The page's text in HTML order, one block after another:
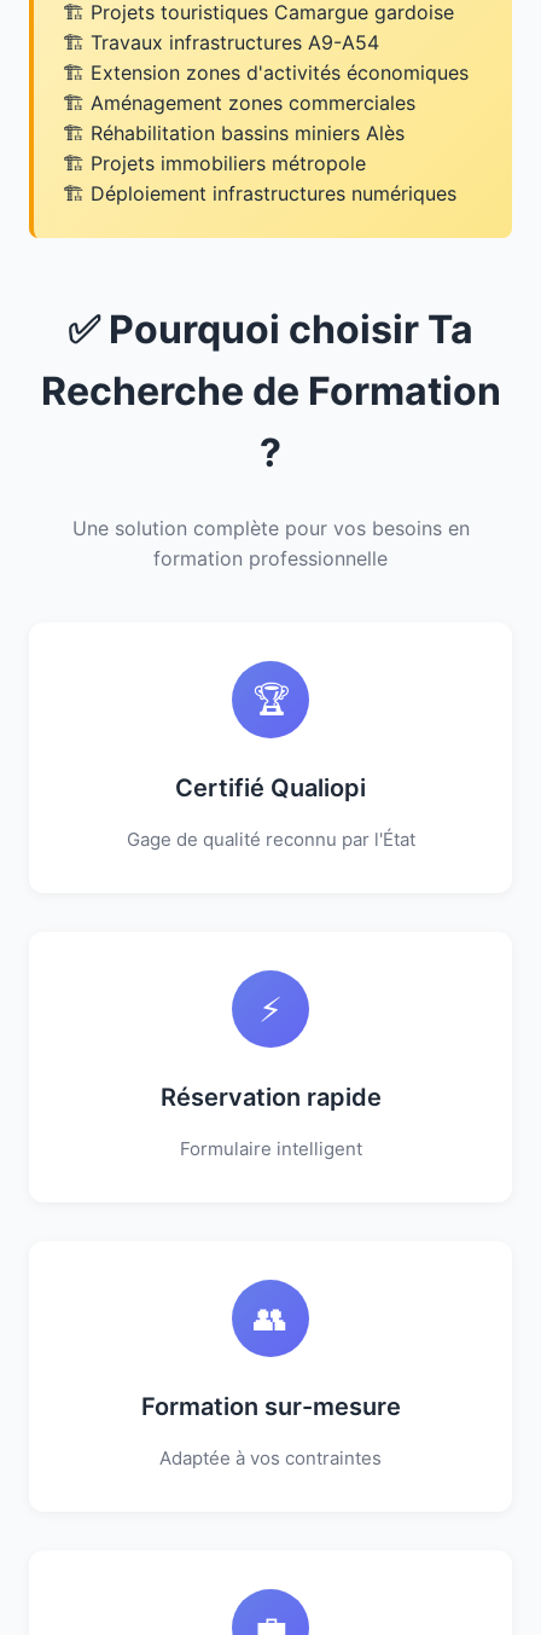
Projets touristiques Camargue gardoise
Travaux infrastructures A9-A54
Extension zones d'activités économiques
Aménagement zones commerciales
Réhabilitation bassins miniers Alès
Projets immobiliers métropole
Déploiement infrastructures numériques
✅ Pourquoi choisir Ta
Recherche de Formation
?
Une solution complète pour vos besoins en
formation professionnelle
🏆
Certifié Qualiopi
Gage de qualité reconnu par l'État
⚡
Réservation rapide
Formulaire intelligent
👥
Formation sur-mesure
Adaptée à vos contraintes